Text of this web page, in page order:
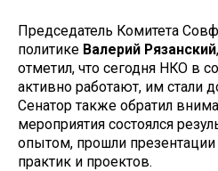
Председатель Комитета
политике Валерий Рязанский
отметил, что сегодня НКО в
активно работают, им стали
Сенатор также обратил
мероприятия состоялся
опытом, прошли
практик и проектов.